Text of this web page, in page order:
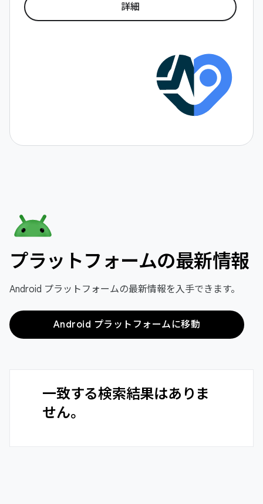
詳細
プラットフォームの最新情報
Android プラットフォームの最新情報を入手できます。
Android プラットフォームに移動
一致する検索結果はありま
せん。